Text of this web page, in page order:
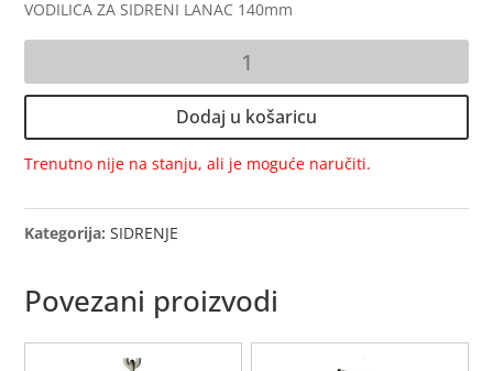
VODILICA ZA SIDRENI LANAC 140mm
LANAC
Dodaj u košaricu
Trenutno nije na stanju, ali je moguće naručiti.
Kategorija:SIDRENJE
Povezani proizvodi